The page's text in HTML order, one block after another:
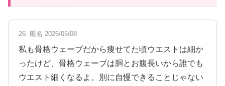
26. 匿名 2026/05/08
私も骨格ウェーブだから痩せてた頃ウエストは細か
ったけど、骨格ウェーブは胴とお腹長いから誰でも
ウエスト細くなるよ。別に自慢できることじゃない